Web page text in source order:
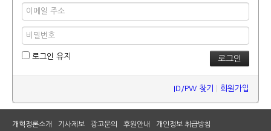
로그인 유지
ID/PW 찾기 회원가입
개혁정론소개 기사제보 광고문의 후원안내 개인정보 취급방침